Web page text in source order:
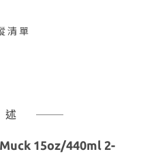
清單
15oz/440ml 2-